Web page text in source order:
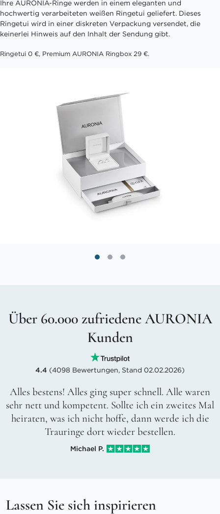
Ihre AURONIA-Ringe werden in einem eleganten und
hochwertig verarbeiteten weißen Ringetui geliefert. Dieses
Ringetui wird in einer diskreten Verpackung versendet, die
keinerlei Hinweis auf den Inhalt der Sendung gibt.
Ringetui 0 €, Premium AURONIA Ringbox 29 €.
Über 60.000 zufriedene AURONIA
Kunden
4.4 (4098 Bewertungen, Stand 02.02.2026)
Alles bestens! Alles ging super schnell. Alle waren
sehr nett und kompetent. Sollte ich ein zweites Mal
heiraten, was ich nicht hoffe, dann werde ich die
Trauringe dort wieder bestellen.
Michael P.
Lassen Sie sich inspirieren